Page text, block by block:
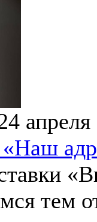
«Наш
тем